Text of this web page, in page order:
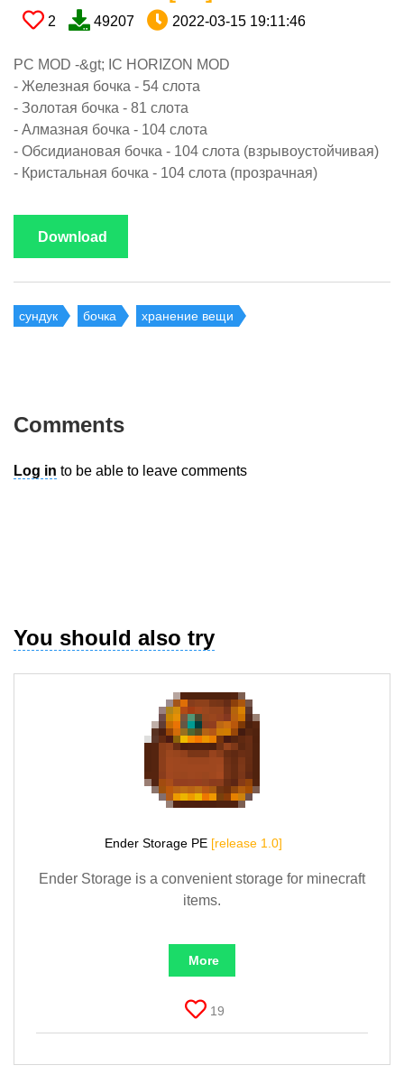
2 49207 2022-03-15 19:11:46
PC MOD -&gt; IC HORIZON MOD
- Железная бочка - 54 слота
- Золотая бочка - 81 слота
- Алмазная бочка - 104 слота
- Обсидиановая бочка - 104 слота (взрывоустойчивая)
- Кристальная бочка - 104 слота (прозрачная)
Download
сундук бочка хранение вещи
Comments
Log in to be able to leave comments
You should also try
Ender Storage PE [release 1.0]
Ender Storage is a convenient storage for minecraft
items.
More
19